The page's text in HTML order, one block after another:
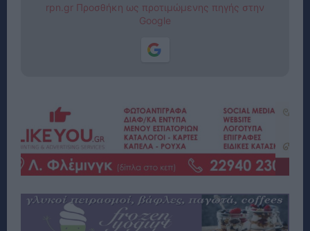
rpn.gr Προσθήκη ως προτιμώμενης πηγής στην
Google